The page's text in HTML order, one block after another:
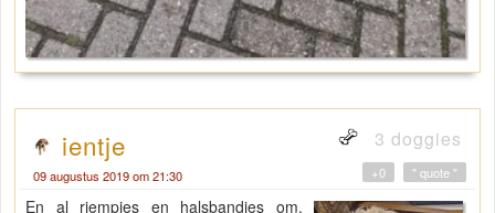
ientje 3 doggies
09 augustus 2019 om 21:30 " quote "
+0
En al riempjes en halsbandjes om,